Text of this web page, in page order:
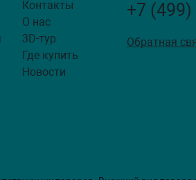
Контакты
О нас
3D-тур
Где купить
Новости
+7
Обратная